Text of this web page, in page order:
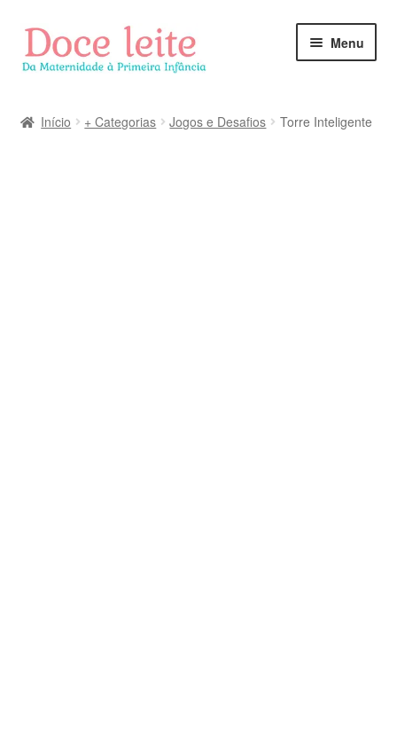
Pular
para
navegação
Pular
para
o
Menu
Início + Categorias Jogos e Desafios Torre Inteligente